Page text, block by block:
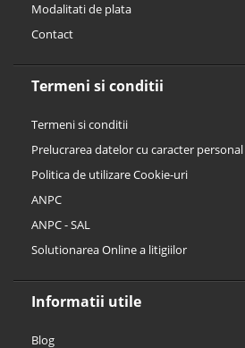
Modalitati de plata
Contact
Termeni si conditii
Termeni si conditii
Prelucrarea datelor cu caracter personal
Politica de utilizare Cookie-uri
ANPC
ANPC - SAL
Solutionarea Online a litigiilor
Informatii utile
Blog